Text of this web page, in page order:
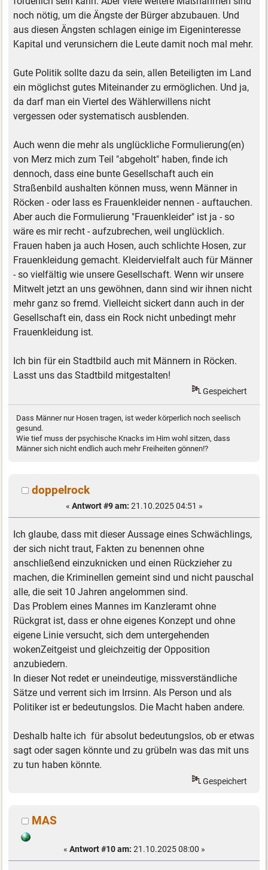
noch nötig, um die Ängste der Bürger abzubauen. Und
aus diesen Ängsten schlagen einige im Eigeninteresse
Kapital und verunsichern die Leute damit noch mal mehr.
Gute Politik sollte dazu da sein, allen Beteiligten im Land
ein möglichst gutes Miteinander zu ermöglichen. Und ja,
da darf man ein Viertel des Wählerwillens nicht
vergessen oder systematisch ausblenden.
Auch wenn die mehr als unglückliche Formulierung(en)
von Merz mich zum Teil "abgeholt" haben, finde ich
dennoch, dass eine bunte Gesellschaft auch ein
Straßenbild aushalten können muss, wenn Männer in
Röcken - oder lass es Frauenkleider nennen - auftauchen.
Aber auch die Formulierung "Frauenkleider" ist ja - so
wäre es mir recht - aufzubrechen, weil unglücklich.
Frauen haben ja auch Hosen, auch schlichte Hosen, zur
Frauenkleidung gemacht. Kleidervielfalt auch für Männer
- so vielfältig wie unsere Gesellschaft. Wenn wir unsere
Mitwelt jetzt an uns gewöhnen, dann sind wir ihnen nicht
mehr ganz so fremd. Vielleicht sickert dann auch in der
Gesellschaft ein, dass ein Rock nicht unbedingt mehr
Frauenkleidung ist.
Ich bin für ein Stadtbild auch mit Männern in Röcken.
Lasst uns das Stadtbild mitgestalten!
Gespeichert
Dass Männer nur Hosen tragen, ist weder körperlich noch seelisch
gesund.
Wie tief muss der psychische Knacks im Hirn wohl sitzen, dass
Männer sich nicht endlich auch mehr Freiheiten gönnen!?
doppelrock
« Antwort #9 am: 21.10.2025 04:51 »
Ich glaube, dass mit dieser Aussage eines Schwächlings,
der sich nicht traut, Fakten zu benennen ohne
anschließend einzuknicken und einen Rückzieher zu
machen, die Kriminellen gemeint sind und nicht pauschal
alle, die seit 10 Jahren angelommen sind.
Das Problem eines Mannes im Kanzleramt ohne
Rückgrat ist, dass er ohne eigenes Konzept und ohne
eigene Linie versucht, sich dem untergehenden
wokenZeitgeist und gleichzeitig der Opposition
anzubiedern.
In dieser Not redet er uneindeutige, missverständliche
Sätze und verrent sich im Irrsinn. Als Person und als
Politiker ist er bedeutungslos. Die Macht haben andere.
Deshalb halte ich für absolut bedeutungslos, ob er etwas
sagt oder sagen könnte und zu grübeln was das mit uns
zu tun haben könnte.
Gespeichert
MAS
« Antwort #10 am: 21.10.2025 08:00 »